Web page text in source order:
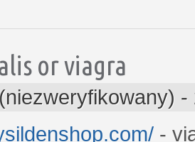
or viagra
-
-